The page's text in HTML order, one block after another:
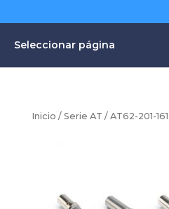
Seleccionar página
Inicio / Serie AT / AT62-201-